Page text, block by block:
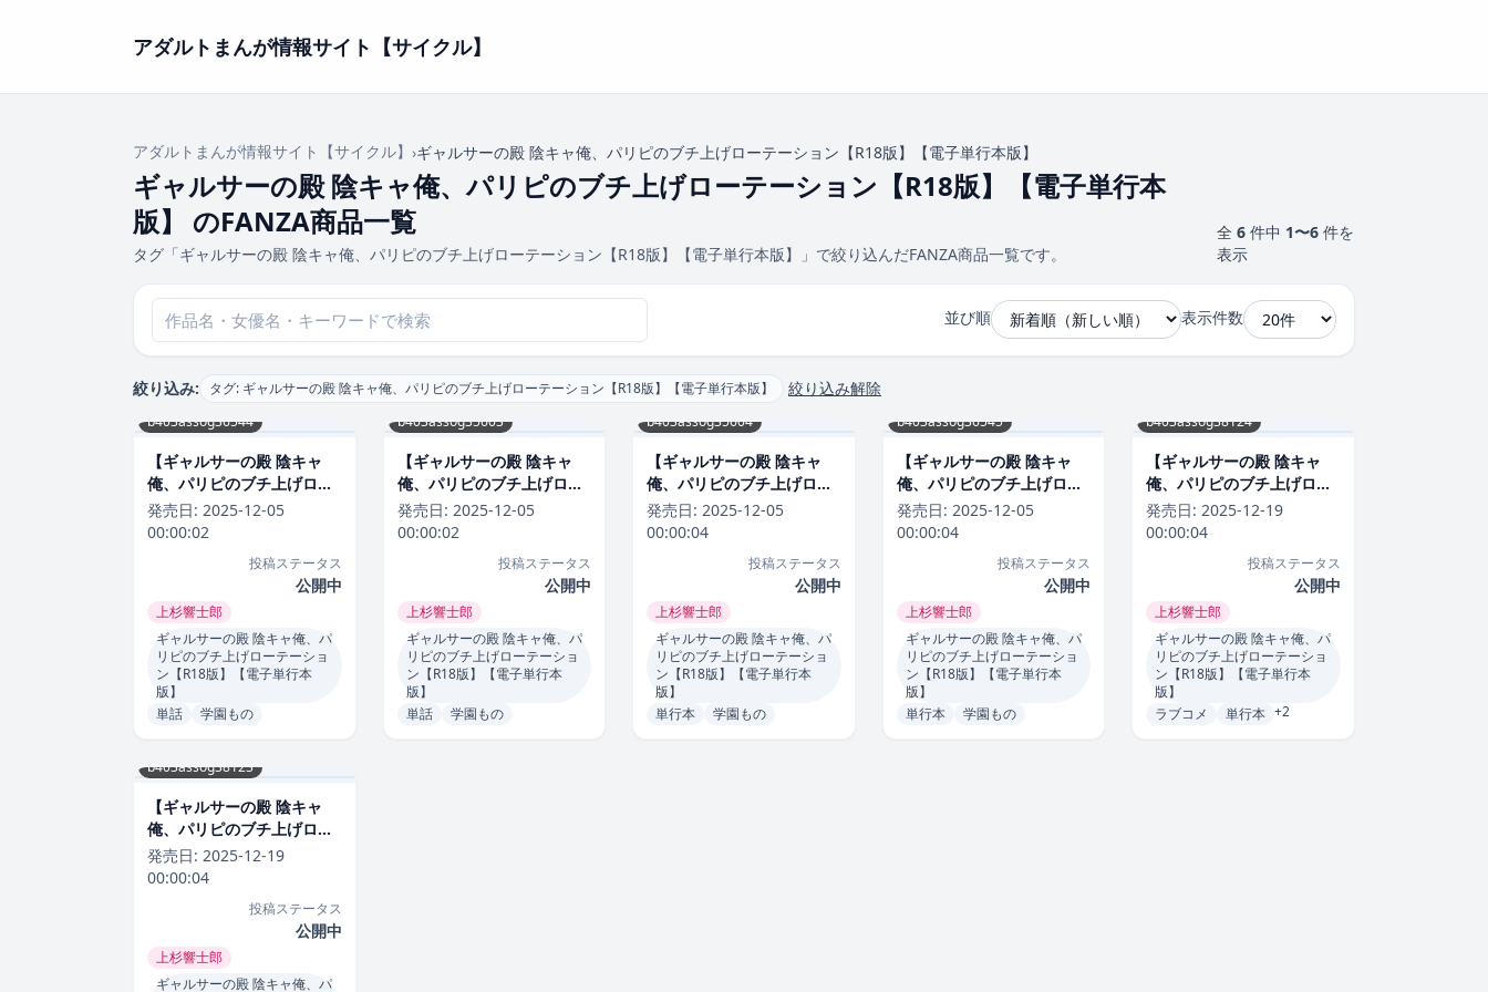
アダルトまんが情報サイト【サイクル】
アダルトまんが情報サイト【サイクル】 ›ギャルサーの殿 陰キャ俺、パリピのブチ上げローテーション【R18版】【電子単行本版】
ギャルサーの殿 陰キャ俺、パリピのブチ上げローテーション【R18版】【電子単行本
版】 のFANZA商品一覧
タグ「ギャルサーの殿 陰キャ俺、パリピのブチ上げローテーション【R18版】【電子単行本版】」で絞り込んだFANZA商品一覧です。
全 6件中 1〜6 件を
表示
並び順 表示件数
絞り込み: タグ: ギャルサーの殿 陰キャ俺、パリピのブチ上げローテーション【R18版】【電子単行本版】 絞り込み解除
b403assog36544
【ギャルサーの殿 陰キャ
俺、パリピのブチ上げロー
テーション【R18版】（単
話）】単話
発売日: 2025-12-05
00:00:02
投稿ステータス
公開中
上杉響士郎
ギャルサーの殿 陰キャ俺、パ
リピのブチ上げローテーショ
ン【R18版】【電子単行本
版】
単話
学園もの
b403assog35603
【ギャルサーの殿 陰キャ
俺、パリピのブチ上げロー
テーション（単話）】単話
上杉響士郎 評価5.00
発売日: 2025-12-05
00:00:02
投稿ステータス
公開中
上杉響士郎
ギャルサーの殿 陰キャ俺、パ
リピのブチ上げローテーショ
ン【R18版】【電子単行本
版】
単話
学園もの
b403assog35604
【ギャルサーの殿 陰キャ
俺、パリピのブチ上げロー
テーション【合冊版】】単
行本
上杉響士郎
発売日: 2025-12-05
00:00:04
投稿ステータス
公開中
上杉響士郎
ギャルサーの殿 陰キャ俺、パ
リピのブチ上げローテーショ
ン【R18版】【電子単行本
版】
単行本
学園もの
b403assog36545
【ギャルサーの殿 陰キャ
俺、パリピのブチ上げロー
テーション【R18版】【合
冊版】】単行本
発売日: 2025-12-05
00:00:04
投稿ステータス
公開中
上杉響士郎
ギャルサーの殿 陰キャ俺、パ
リピのブチ上げローテーショ
ン【R18版】【電子単行本
版】
単行本
学園もの
b403assog38124
【ギャルサーの殿 陰キャ
俺、パリピのブチ上げロー
テーション【電子単行本
版】】単行本
発売日: 2025-12-19
00:00:04
投稿ステータス
公開中
上杉響士郎
ギャルサーの殿 陰キャ俺、パ
リピのブチ上げローテーショ
ン【R18版】【電子単行本
版】
ラブコメ
単行本 +2
b403assog38123
【ギャルサーの殿 陰キャ
俺、パリピのブチ上げロー
テーション【R18版】【電
子単行本版】】単行本
発売日: 2025-12-19
00:00:04
投稿ステータス
公開中
上杉響士郎
ギャルサーの殿 陰キャ俺、パ